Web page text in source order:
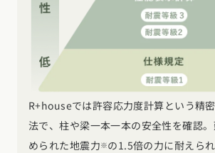
R+houseでは許容応力度計算という精
法で、柱や梁一本一本の安全性を確認
められた地震力※の1.5倍の力に耐えら